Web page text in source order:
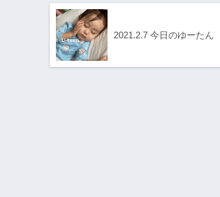
2021.2.7 今日のゆーたん